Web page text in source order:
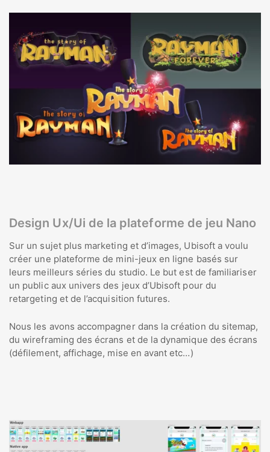
Design Ux/Ui de la plateforme de jeu Nano
Sur un sujet plus marketing et d’images, Ubisoft a voulu
créer une plateforme de mini-jeux en ligne basés sur
leurs meilleurs séries du studio. Le but est de familiariser
un public aux univers des jeux d’Ubisoft pour du
retargeting et de l’acquisition futures.
Nous les avons accompagner dans la création du sitemap,
du wireframing des écrans et de la dynamique des écrans
(défilement, affichage, mise en avant etc…)